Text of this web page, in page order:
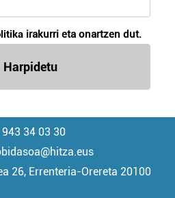
irakurri eta onartzen dut.
Harpidetu
943 34 03 30
26, Errenteria-Orereta 20100